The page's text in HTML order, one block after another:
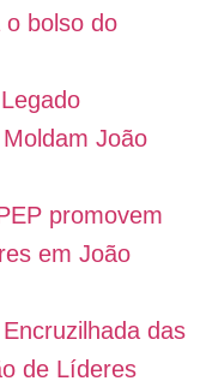
o bolso do
João
promovem
em João
das
de Líderes